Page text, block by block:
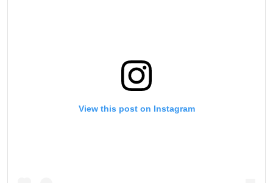
View this post on Instagram